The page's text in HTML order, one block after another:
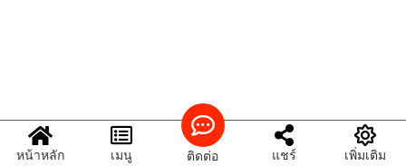
หน้าหลัก เมนู ติดต่อ แชร์ เพิ่มเติม